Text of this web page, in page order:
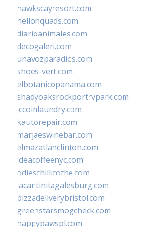
hawkscayresort.com
hellonquads.com
diarioanimales.com
decogaleri.com
unavozparadios.com
shoes-vert.com
elbotanicopanama.com
shadyoaksrockportrvpark.com
jccoinlaundry.com
kautorepair.com
marjaeswinebar.com
elmazatlanclinton.com
ideacoffeenyc.com
odieschillicothe.com
lacantinitagalesburg.com
pizzadeliverybristol.com
greenstarsmogcheck.com
happypawspl.com